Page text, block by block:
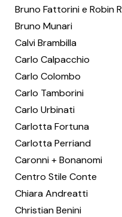
Bruno Fattorini e Robin
Bruno Munari
Calvi Brambilla
Carlo Calpacchio
Carlo Colombo
Carlo Tamborini
Carlo Urbinati
Carlotta Fortuna
Carlotta Perriand
Caronni + Bonanomi
Centro Stile Conte
Chiara Andreatti
Christian Benini